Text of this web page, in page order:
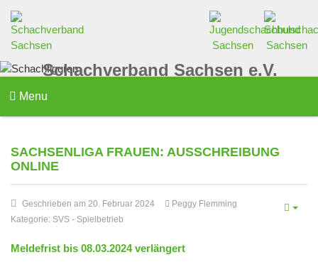
Schachverband Sachsen e.V.
Menu
SACHSENLIGA FRAUEN: AUSSCHREIBUNG
ONLINE
Geschrieben am 20. Februar 2024
Peggy Flemming
Kategorie: SVS - Spielbetrieb
Meldefrist bis 08.03.2024 verlängert